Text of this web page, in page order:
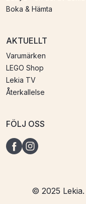
Boka & Hämta
AKTUELLT
Varumärken
LEGO Shop
Lekia TV
Återkallelse
FÖLJ OSS
© 2025